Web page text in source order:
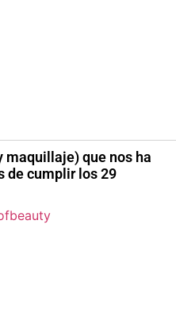
maquillaje) que nos ha
de cumplir los 29